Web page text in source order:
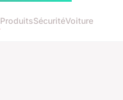
ProduitsSécuritéVoiture